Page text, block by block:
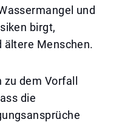
und
birgt,
ältere Menschen.
dem Vorfall
die